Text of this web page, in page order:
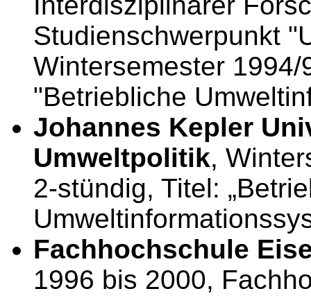
Studienschwerpunkt
Wintersemester
"Betriebliche
Johannes Kepler
Umweltpolitik,
2-stündig, Titel:
Fachhochschule
1996 bis 2000,